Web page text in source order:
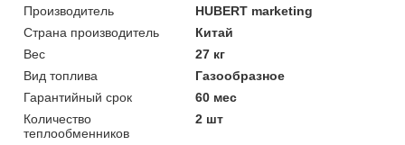
Производитель
HUBERT marketing
Страна производитель
Китай
Вес
27 кг
Вид топлива
Газообразное
Гарантийный срок
60 мес
Количество
теплообменников
2 шт